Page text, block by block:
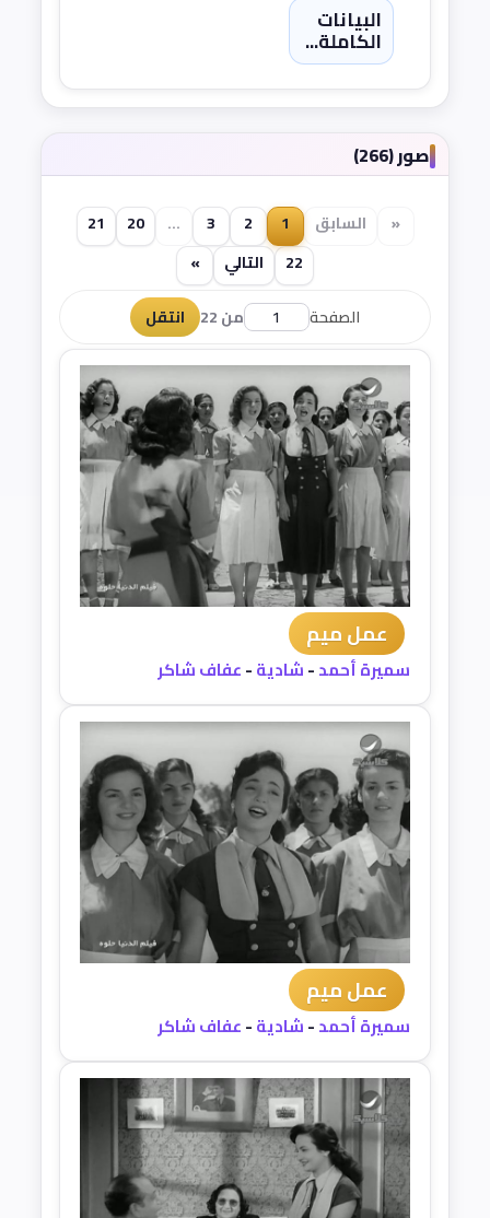
البيانات
الكاملة...
صور (266)
« السابق 1
2
3
...
20
21
22
التالي
»
الصفحة
من 22 انتقل
عمل ميم
سميرة أحمد-شادية-عفاف شاكر
عمل ميم
سميرة أحمد-شادية-عفاف شاكر